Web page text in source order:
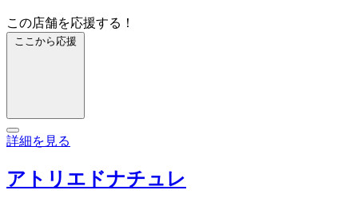
この店舗を応援する！
ここから応援
詳細を見る
アトリエドナチュレ